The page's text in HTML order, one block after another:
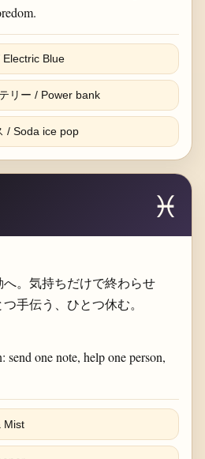
Blue
リー / Power bank
/ Soda ice pop
♓
。気持ちだけで終わらせ
手伝う、ひとつ休む。
send one note, help one person,
Mist